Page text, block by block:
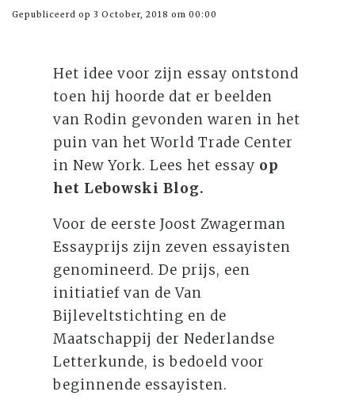
Gepubliceerd op 3 October, 2018 om 00:00
Het idee voor zijn essay ontstond
toen hij hoorde dat er beelden
van Rodin gevonden waren in het
puin van het World Trade Center
in New York. Lees het essay op
het Lebowski Blog.
Voor de eerste Joost Zwagerman
Essayprijs zijn zeven essayisten
genomineerd. De prijs, een
initiatief van de Van
Bijleveltstichting en de
Maatschappij der Nederlandse
Letterkunde, is bedoeld voor
beginnende essayisten.